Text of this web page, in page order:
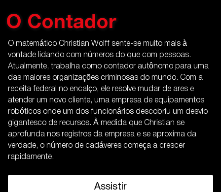
O Contador
O matemático Christian Wolff sente-se muito mais à
vontade lidando com números do que com pessoas.
Atualmente, trabalha como contador autônomo para uma
das maiores organizações criminosas do mundo. Com a
receita federal no encalço, ele resolve mudar de ares e
atender um novo cliente, uma empresa de equipamentos
robóticos onde um dos funcionários descobriu um desvio
gigantesco de recursos. À medida que Christian se
aprofunda nos registros da empresa e se aproxima da
verdade, o número de cadáveres começa a crescer
rapidamente.
Assistir